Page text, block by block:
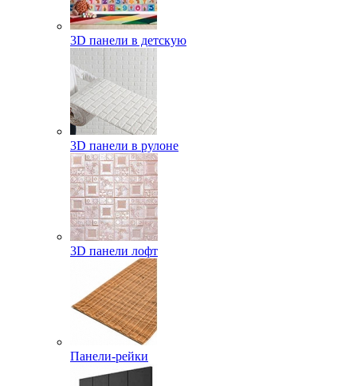
3D панели в детскую
3D панели в рулоне
3D панели лофт
Панели-рейки